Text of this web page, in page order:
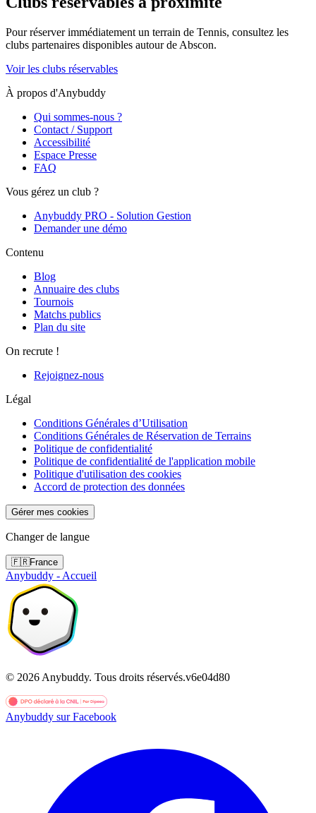
Pour réserver immédiatement un terrain de Tennis, consultez les
clubs partenaires disponibles autour de Abscon.
Voir les clubs réservables
À propos d'Anybuddy
Qui sommes-nous ?
Contact / Support
Accessibilité
Espace Presse
FAQ
Vous gérez un club ?
Anybuddy PRO - Solution Gestion
Demander une démo
Contenu
Blog
Annuaire des clubs
Tournois
Matchs publics
Plan du site
On recrute !
Rejoignez-nous
Légal
Conditions Générales d’Utilisation
Conditions Générales de Réservation de Terrains
Politique de confidentialité
Politique de confidentialité de l'application mobile
Politique d'utilisation des cookies
Accord de protection des données
Gérer mes cookies
Changer de langue
🇫🇷France
Anybuddy - Accueil
© 2026 Anybuddy. Tous droits réservés.v6e04d80
Anybuddy sur Facebook